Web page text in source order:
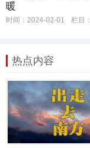
暖
时间：2024-02-01 栏目：
热点内容